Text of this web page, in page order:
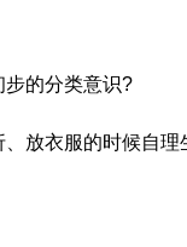
的分类意识?
衣服的时候自理